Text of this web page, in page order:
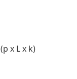
x L x k)